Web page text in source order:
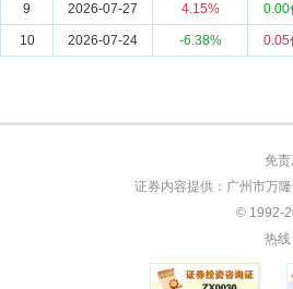
9 2026-07-27 4.15% 0.00
10 2026-07-24 -6.38% 0.05
免责
证券内容提供：广州市万
© 1992-
热